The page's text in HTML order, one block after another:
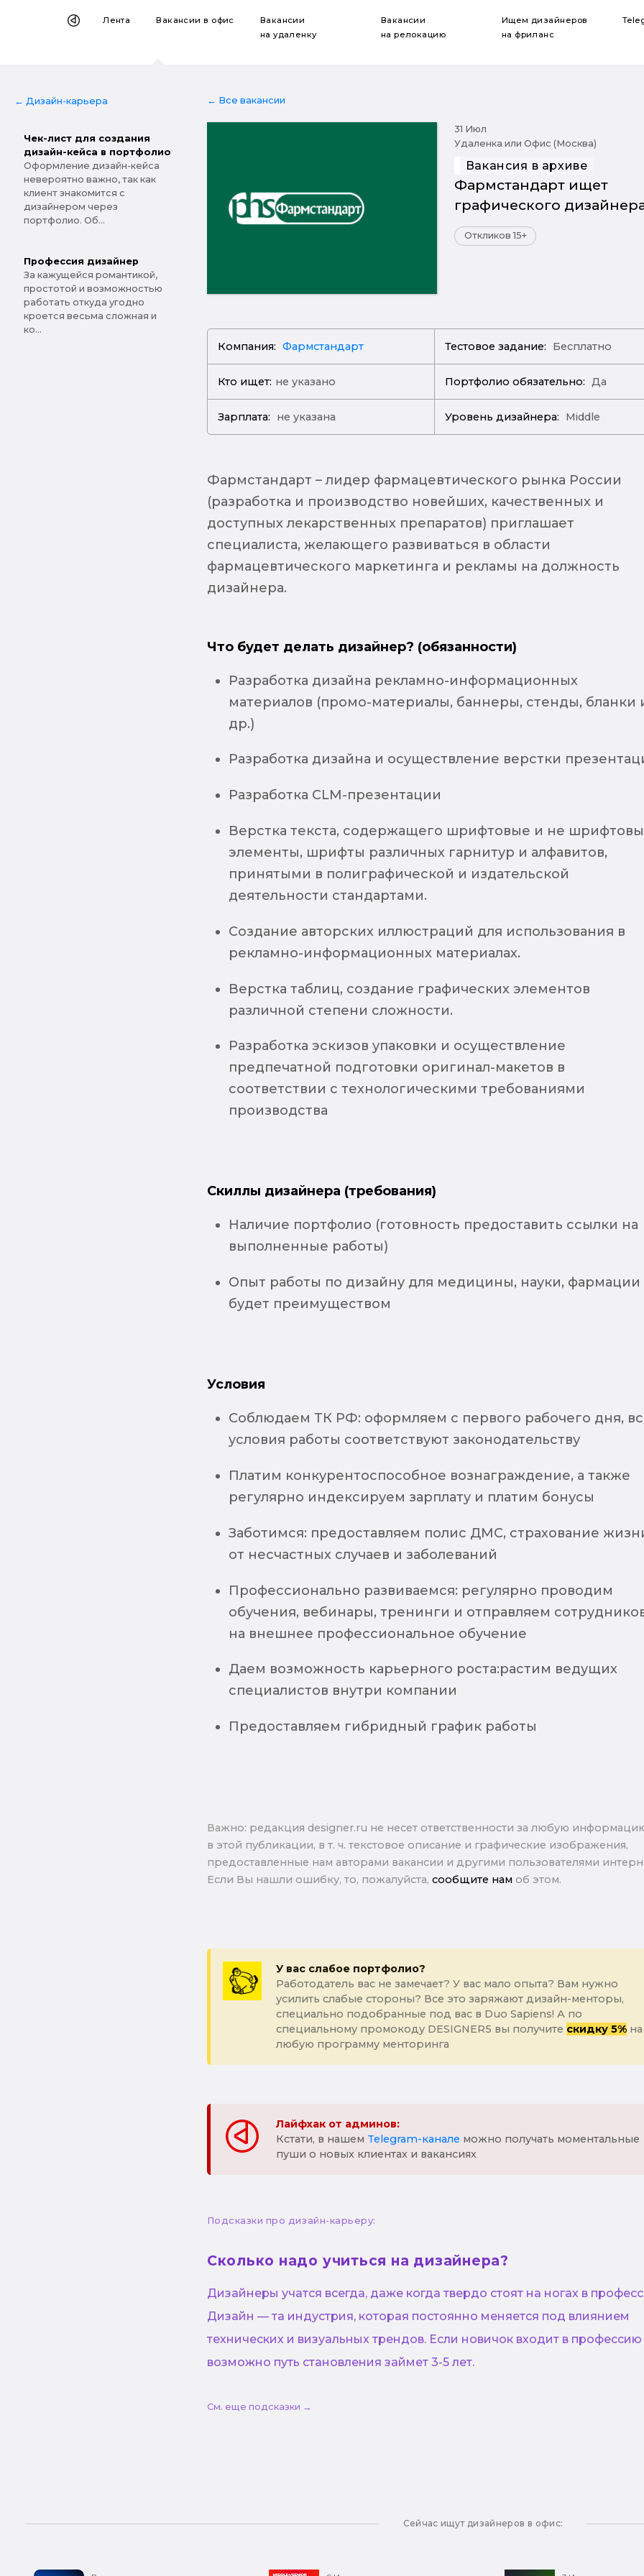
Лента Вакансиив офис
Вакансии
на удаленку
Вакансии
на релокацию
Ищем дизайнеров
на фриланс
← Дизайн-карьера
Чек-лист для создания
дизайн-кейса в портфолио
Оформление дизайн-кейса
невероятно важно, так как
клиент знакомится с
дизайнером через
портфолио. Об...
Профессия дизайнер
За кажущейся романтикой,
простотой и возможностью
работать откуда угодно
кроется весьма сложная и
ко...
← Все вакансии
31 Июл
Удаленка или Офис (Москва)
Вакансия в архиве
Фармстандарт ищет
графического
Откликов 15+
Компания: Фармстандарт Тестовое задание: Бесплатно
Кто ищет: не указано Портфолио обязательно: Да
Зарплата: не указана Уровень дизайнера: Middle
Фармстандарт – лидер фармацевтического рынка России
(разработка и производство новейших, качественных и
доступных лекарственных препаратов) приглашает
специалиста, желающего развиваться в области
фармацевтического маркетинга и рекламы на должность
дизайнера.
Что будет делать дизайнер? (обязанности)
Разработка дизайна рекламно-информационных
материалов (промо-материалы, баннеры, стенды, бланки
др.)
Разработка дизайна и осуществление верстки
Разработка CLM-презентации
Верстка текста, содержащего шрифтовые и не
элементы, шрифты различных гарнитур и алфавитов,
принятыми в полиграфической и издательской
деятельности стандартами.
Создание авторских иллюстраций для использования в
рекламно-информационных материалах.
Верстка таблиц, создание графических элементов
различной степени сложности.
Разработка эскизов упаковки и осуществление
предпечатной подготовки оригинал-макетов в
соответствии с технологическими требованиями
производства
Скиллы дизайнера (требования)
Наличие портфолио (готовность предоставить ссылки на
выполненные работы)
Опыт работы по дизайну для медицины, науки, фармации
будет преимуществом
Условия
Соблюдаем ТК РФ: оформляем с первого рабочего дня,
условия работы соответствуют законодательству
Платим конкурентоспособное вознаграждение, а также
регулярно индексируем зарплату и платим бонусы
Заботимся: предоставляем полис ДМС, страхование
от несчастных случаев и заболеваний
Профессионально развиваемся: регулярно проводим
обучения, вебинары, тренинги и отправляем
на внешнее профессиональное обучение
Даем возможность карьерного роста:растим ведущих
специалистов внутри компании
Предоставляем гибридный график работы
Важно: pедакция designer.ru не несет ответственности за любую
в этой публикации, в т. ч. текстовое описание и графические изображения,
предоставленные нам авторами вакансии и другими пользователями
Если Вы нашли ошибку, то, пожалуйста, сообщите нам об этом.
У вас слабое портфолио?
Работодатель вас не замечает? У вас мало опыта? Вам нужно
усилить слабые стороны? Все это заряжают дизайн-менторы,
специально подобранные под вас в Duo Sapiens! А по
специальному промокоду DESIGNER5 вы получите скидку 5%на
любую программу менторинга
Лайфхак от админов:
Кстати, в нашем Telegram-канале можно получать моментальные
пуши о новых клиентах и вакансиях
Подсказки про дизайн-карьеру:
Сколько надо учиться на дизайнера?
Дизайнеры учатся всегда, даже когда твердо стоят на ногах в
Дизайн — та индустрия, которая постоянно меняется под влиянием
технических и визуальных трендов. Если новичок входит в
возможно путь становления займет 3-5 лет.
См. еще подсказки →
Сейчас ищут дизайнеров в офис: